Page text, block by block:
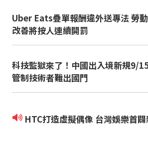
Uber Eats疊單報酬違外送專法 勞
改善將按人連續開罰
科技監獄來了！中國出入境新規9/
管制技術者難出國門
HTC打造虛擬偶像 台灣娛樂首